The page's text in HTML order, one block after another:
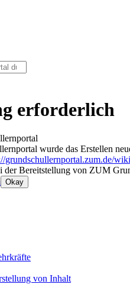
erforderlich
wurde das Erstellen
grundschullernportal.zum.de/
der Bereitstellung von ZUM
Okay
von Inhalt